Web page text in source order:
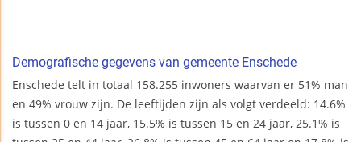
Demografische gegevens van gemeente Enschede
Enschede telt in totaal 158.255 inwoners waarvan er 51% man
en 49% vrouw zijn. De leeftijden zijn als volgt verdeeld: 14.6%
is tussen 0 en 14 jaar, 15.5% is tussen 15 en 24 jaar, 25.1% is